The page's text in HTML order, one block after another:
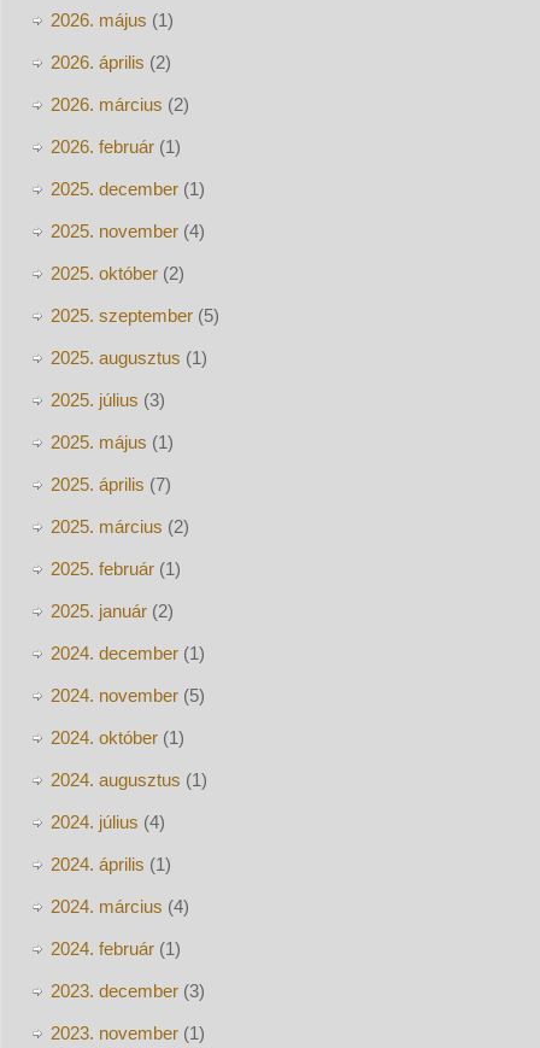
2026. május (1)
2026. április (2)
2026. március (2)
2026. február(1)
2025. december(1)
2025. november(4)
2025. október(2)
2025. szeptember(5)
2025. augusztus (1)
2025. július (3)
2025. május (1)
2025. április (7)
2025. március (2)
2025. február(1)
2025. január(2)
2024. december(1)
2024. november(5)
2024. október(1)
2024. augusztus (1)
2024. július (4)
2024. április (1)
2024. március (4)
2024. február(1)
2023. december(3)
2023. november(1)